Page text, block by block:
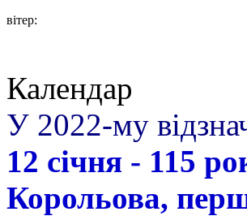
вітер:
Календар
У 2022-му
12 січня - 115
Корольова,